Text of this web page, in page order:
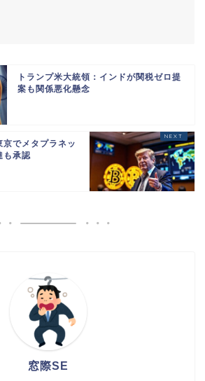
トランプ米大統領：インドが関税ゼロ提
案も関係悪化懸念
でメタプラネッ
も承認
窓際SE